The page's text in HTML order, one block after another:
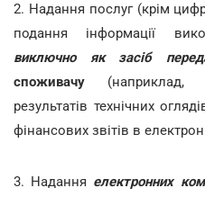
2. Надання послуг (крім
подання інформації
виключно як засіб
споживачу (наприклад,
результатів технічних
фінансових звітів в
3. Надання електронних